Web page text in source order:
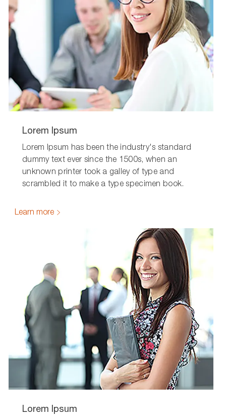
Lorem Ipsum
Lorem Ipsum has been the industry's standard
dummy text ever since the 1500s, when an
unknown printer took a galley of type and
scrambled it to make a type specimen book.
Learn more
Lorem Ipsum